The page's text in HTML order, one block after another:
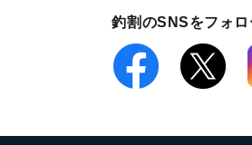
釣割のSNSをフォロ